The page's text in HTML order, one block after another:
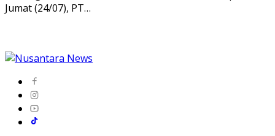
Jumat (24/07), PT…